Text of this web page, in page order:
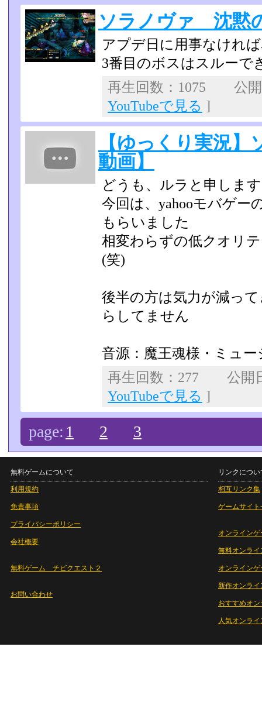
ソラノヴァ 沈黙
アプデ日に用事なけれ
3番目のボスはスルーで
再生回数：1075 公
YouTubeで見る ]
【ゆっくり実況
動画】
どうも、ルラと申します
今回は、yahooモバゲー
もらいました
相変わらずの低クオリ
(笑)
後半の方は気力が減っ
らしてません
音源：魔王魂様・ミュ
再生回数：277 公開
YouTubeで見る ]
page: 1 2 3
無料ゲームについて
利用規約
免責事項
プライバシーポリシー
会社概要
無料ゲーム チビクエスト２
お問い合わせ
リンクについ
相互リンク集
ゲームサイト
オンラインゲ
無料オンライ
オンライン
新作オンライ
おすすめオ
人気オンラ